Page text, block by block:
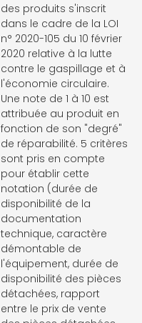
des produits s'inscrit
dans le cadre de la LOI
n° 2020-105 du 10 février
2020 relative à la lutte
contre le gaspillage et à
l'économie circulaire.
Une note de 1 à 10 est
attribuée au produit en
fonction de son "degré"
de réparabilité. 5 critères
sont pris en compte
pour établir cette
notation (durée de
disponibilité de la
documentation
technique, caractère
démontable de
l'équipement, durée de
disponibilité des pièces
détachées, rapport
entre le prix de vente